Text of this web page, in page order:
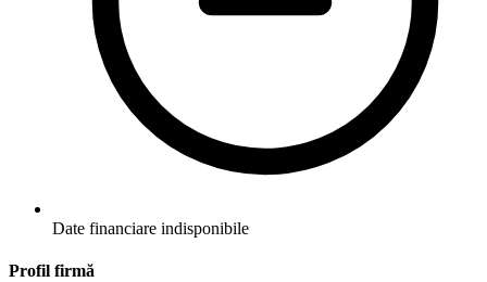
Date financiare indisponibile
Profil firmă